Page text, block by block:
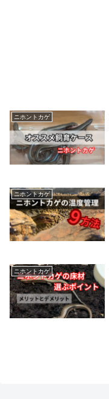
ニホントカゲ
ニホントカゲ
ニホントカゲ